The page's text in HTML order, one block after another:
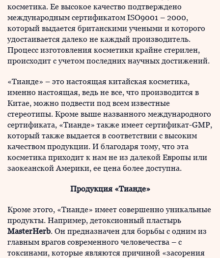
косметика. Ее высокое качество подтверждено
международным сертификатом ISO9001 – 2000,
который выдается британскими учеными и которого
удостаивается далеко не каждый производитель.
Процесс изготовления косметики крайне стерилен,
происходит с учетом последних научных достижений.
«Тианде» – это настоящая китайская косметика,
именно настоящая, ведь не все, что производится в
Китае, можно подвести под всем известные
стереотипы. Кроме выше названного международного
сертификата, «Тианде» также имеет сертификат-GMP,
который также выдается в соответствии с высоким
качеством продукции. И благодаря тому, что эта
косметика приходит к нам не из далекой Европы или
заокеанской Америки, ее цена более доступна.
Продукция «Тианде»
Кроме этого, «Тианде» имеет совершенно уникальные
продукты. Например, детоксионный пластырь
MasterHerb. Он предназначен для борьбы с одним из
главным врагов современного человечества – с
токсинами, которые являются причиной «засорения